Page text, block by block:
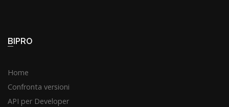
BIPRO
Home
Confronta versioni
API per Developer